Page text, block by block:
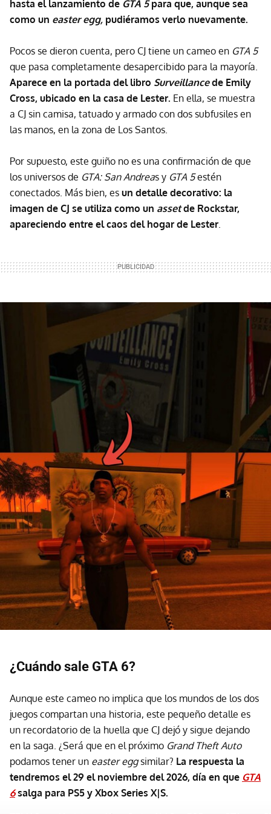
hasta el lanzamiento de GTA 5para que, aunque sea
como un easter egg, pudiéramos verlo nuevamente.
Pocos se dieron cuenta, pero CJ tiene un cameo en GTA 5
que pasa completamente desapercibido para la mayoría.
Aparece en la portada del libro Surveillancede Emily
Cross, ubicado en la casa de Lester. En ella, se muestra
a CJ sin camisa, tatuado y armado con dos subfusiles en
las manos, en la zona de Los Santos.
Por supuesto, este guiño no es una confirmación de que
los universos de GTA: San Andreas y GTA 5estén
conectados. Más bien, es un detalle decorativo: la
imagen de CJ se utiliza como un assetde Rockstar,
apareciendo entre el caos del hogar de Lester.
¿Cuándo sale GTA 6?
Aunque este cameo no implica que los mundos de los dos
juegos compartan una historia, este pequeño detalle es
un recordatorio de la huella que CJ dejó y sigue dejando
en la saga. ¿Será que en el próximo Grand Theft Auto
podamos tener un easter eggsimilar? La respuesta la
tendremos el 29 el noviembre del 2026, día en que GTA
6salga para PS5 y Xbox Series X|S.